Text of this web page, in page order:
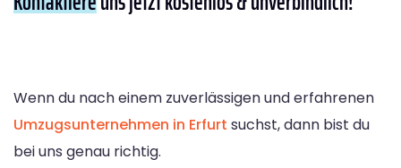
Wenn du nach einem zuverlässigen und erfahrenen
Umzugsunternehmen in Erfurt suchst, dann bist du
bei uns genau richtig.